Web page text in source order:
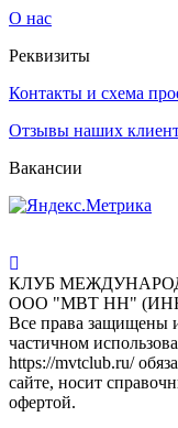
О нас
Реквизиты
Контакты и схема
Отзывы наших
Вакансии
КЛУБ
ООО "МВТ НН" (ИНН
Все права защищены
частичном
https://mvtclub.ru/
сайте, носит
офертой.